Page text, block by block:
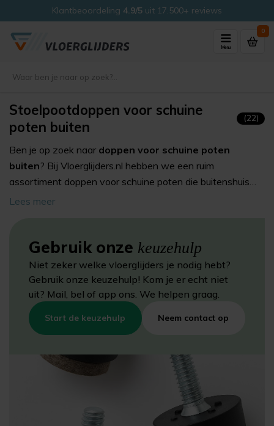
Klantbeoordeling 4.9/5 uit 17.500+ reviews
Menu
0
Stoelpootdoppen voor schuine
poten buiten
(22)
Ben je op zoek naar doppen voor schuine poten
buiten? Bij Vloerglijders.nl hebben we een ruim
assortiment doppen voor schuine poten die buitenshuis
worden gebruikt. (rond, vierkant & rechthoekig) We
geleverd met nylon, rubber, polymeer of extreme glijvlak.
Lees meer
Gebruik onze keuzehulp
Niet zeker welke vloerglijders je nodig hebt?
Gebruik onze keuzehulp! Kom je er echt niet
uit? Mail, bel of app ons. We helpen graag.
Start de keuzehulp Neem contact op